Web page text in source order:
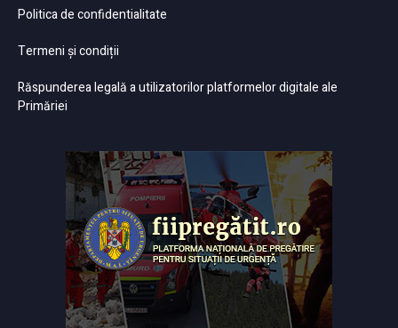
Politica de confidentialitate
Termeni și condiții
Răspunderea legală a utilizatorilor platformelor digitale ale
Primăriei